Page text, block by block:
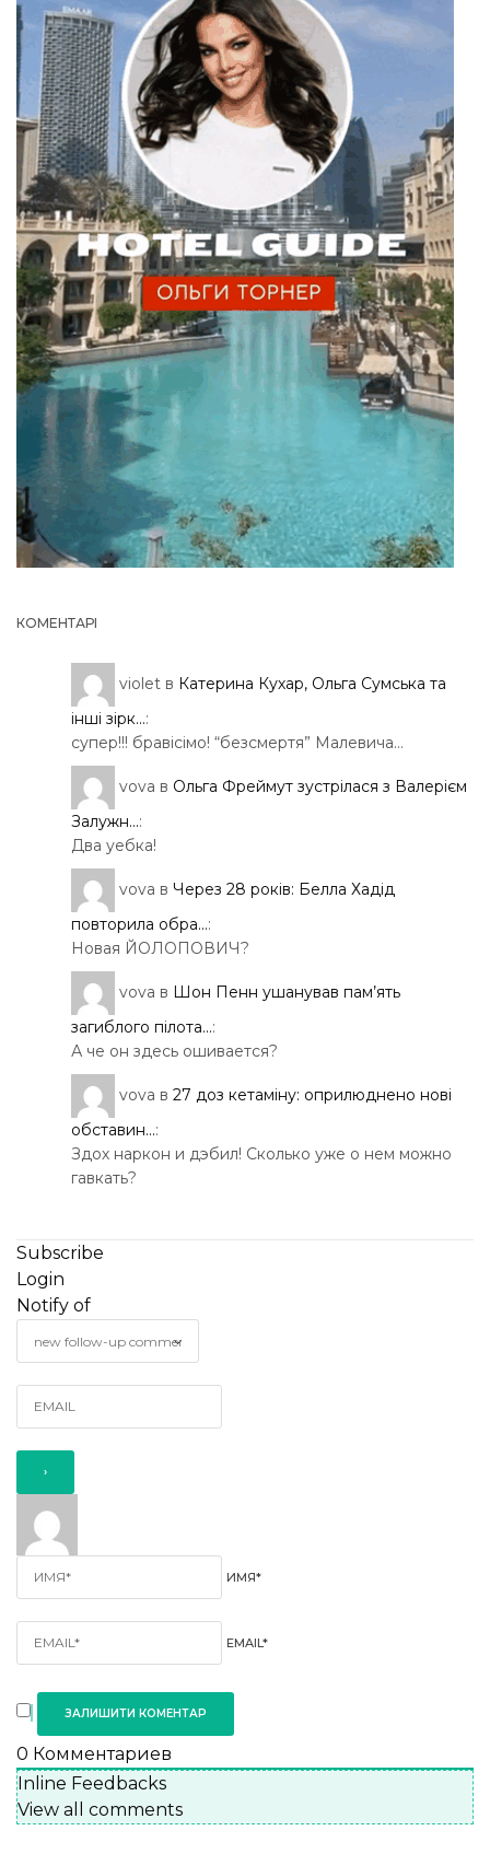
КОМЕНТАРІ
violet в Катерина Кухар, Ольга Сумська та
інші зірк...:
супер!!! бравісімо! “безсмертя” Малевича…
vova в Ольга Фреймут зустрілася з Валерієм
Залужн...:
Два уебка!
vova в Через 28 років: Белла Хадід
повторила обра...:
Новая ЙОЛОПОВИЧ?
vova в Шон Пенн ушанував пам’ять
загиблого пілота...:
А че он здесь ошивается?
vova в 27 доз кетаміну: оприлюднено нові
обставин...:
Здох наркон и дэбил! Сколько уже о нем можно
гавкать?
Subscribe
Login
Notify of
ИМЯ*
EMAIL*
0 Комментариев
Inline Feedbacks
View all comments